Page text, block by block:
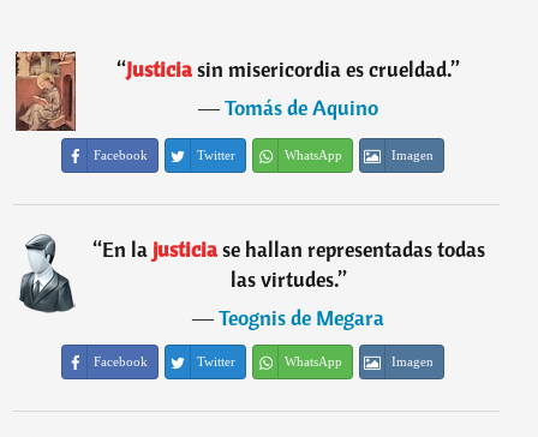
“Justiciasin misericordia es crueldad.”
―Tomás de Aquino
Facebook Twitter WhatsApp Imagen
“En lajusticiase hallan representadas todas
las virtudes.”
―Teognis de Megara
Facebook Twitter WhatsApp Imagen